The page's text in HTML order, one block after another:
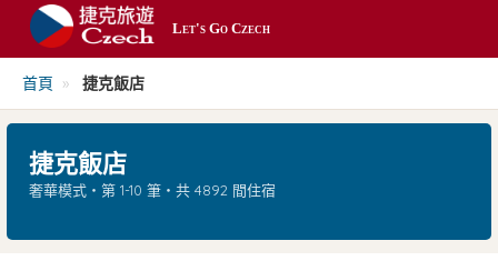
Let's Go Czech
最新
平價
熱門
首頁 » 捷克飯店
捷克飯店
奢華模式・第 1-10 筆・共 4892 間住宿